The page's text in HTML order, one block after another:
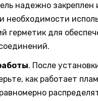
надежно закреплен
необходимости
герметик для
. После
как работает